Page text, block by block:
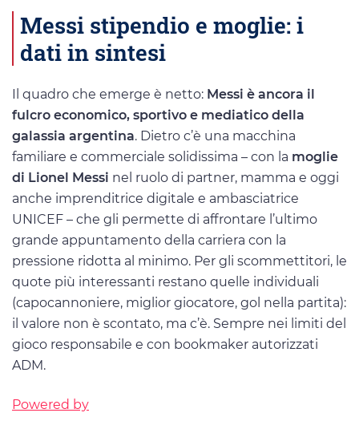
Messi stipendio e moglie: i
dati in sintesi
Il quadro che emerge è netto: Messi è ancora il
fulcro economico, sportivo e mediatico della
galassia argentina. Dietro c’è una macchina
familiare e commerciale solidissima – con la moglie
di Lionel Messi nel ruolo di partner, mamma e oggi
anche imprenditrice digitale e ambasciatrice
UNICEF – che gli permette di affrontare l’ultimo
grande appuntamento della carriera con la
pressione ridotta al minimo. Per gli scommettitori, le
quote più interessanti restano quelle individuali
(capocannoniere, miglior giocatore, gol nella partita):
il valore non è scontato, ma c’è. Sempre nei limiti del
gioco responsabile e con bookmaker autorizzati
ADM.
Powered by